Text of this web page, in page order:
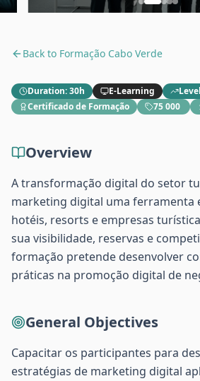
Back to Formação Cabo Verde
Duration:30h E-Learning Level
Certificado de Formação
75 000 ​
Overview
A transformação digital do setor
marketing digital uma ferramenta
hotéis, resorts e empresas
sua visibilidade, reservas e
formação pretende desenvolver
práticas na promoção digital de
General Objectives
Capacitar os participantes para
estratégias de marketing digital